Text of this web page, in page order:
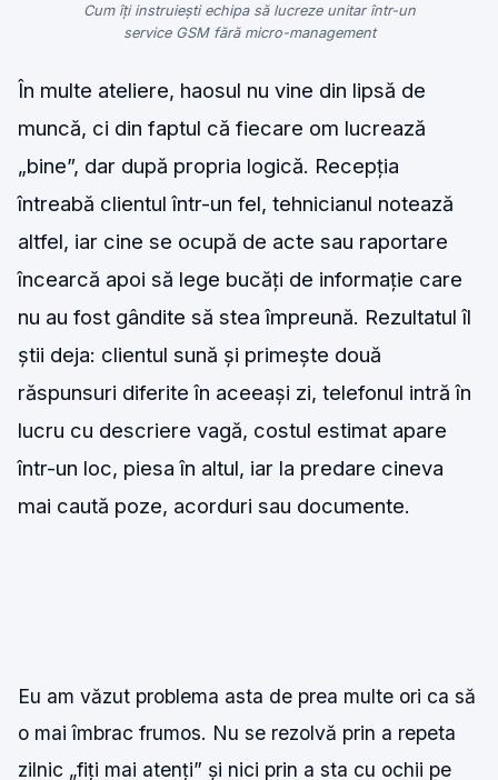
Cum îți instruiești echipa să lucreze unitar într-un
service GSM fără micro-management
În multe ateliere, haosul nu vine din lipsă de
muncă, ci din faptul că fiecare om lucrează
„bine”, dar după propria logică. Recepția
întreabă clientul într-un fel, tehnicianul notează
altfel, iar cine se ocupă de acte sau raportare
încearcă apoi să lege bucăți de informație care
nu au fost gândite să stea împreună. Rezultatul îl
știi deja: clientul sună și primește două
răspunsuri diferite în aceeași zi, telefonul intră în
lucru cu descriere vagă, costul estimat apare
într-un loc, piesa în altul, iar la predare cineva
mai caută poze, acorduri sau documente.
Eu am văzut problema asta de prea multe ori ca să
o mai îmbrac frumos. Nu se rezolvă prin a repeta
zilnic „fiți mai atenți” și nici prin a sta cu ochii pe